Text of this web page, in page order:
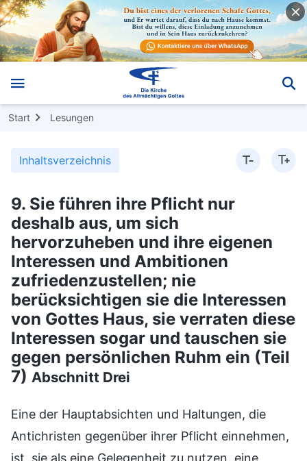
Start Lesungen
Inhaltsverzeichnis
9. Sie führen ihre Pflicht nur
deshalb aus, um sich
hervorzuheben und ihre eigenen
Interessen und Ambitionen
zufriedenzustellen; nie
berücksichtigen sie die Interessen
von Gottes Haus, sie verraten diese
Interessen sogar und tauschen sie
gegen persönlichen Ruhm ein (Teil
7) Abschnitt Drei
Eine der Hauptabsichten und Haltungen, die
Antichristen gegenüber ihrer Pflicht einnehmen,
ist, sie als eine Gelegenheit zu nutzen, eine